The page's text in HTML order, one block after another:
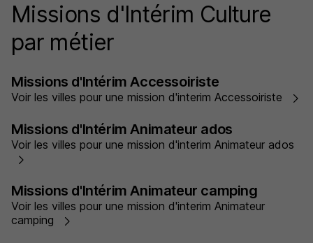
Missions d'Intérim Culture
par métier
Missions d'Intérim Accessoiriste
Voir les villes pour une mission d'interim Accessoiriste
Missions d'Intérim Animateur ados
Voir les villes pour une mission d'interim Animateur ados
Missions d'Intérim Animateur camping
Voir les villes pour une mission d'interim Animateur
camping